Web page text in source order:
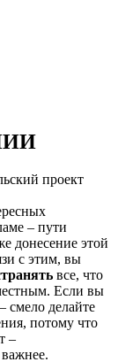
проект
– пути
донесение этой
с этим, вы
все, что
Если вы
смело делайте
потому что
–